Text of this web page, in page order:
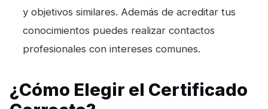
y objetivos similares. Además de acreditar tus
conocimientos puedes realizar contactos
profesionales con intereses comunes.
¿Cómo Elegir el Certificado